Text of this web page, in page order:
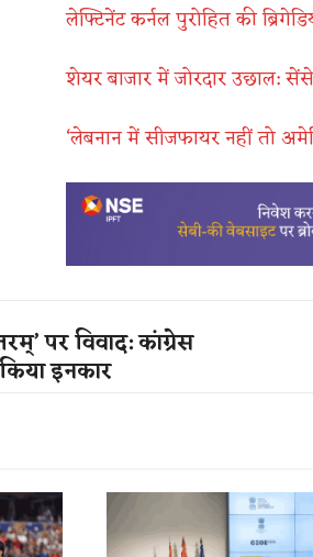
लेफ्टिनेंट कर्नल पुरोहित की
शेयर बाजार में जोरदार उछाल:
‘लेबनान में सीजफायर नहीं तो
पर विवाद: कांग्रेस
किया इनकार